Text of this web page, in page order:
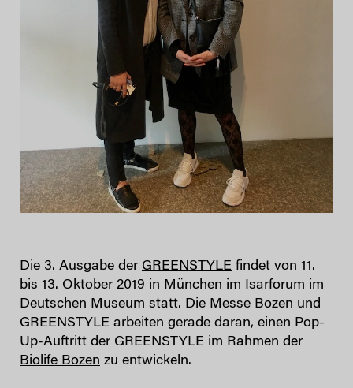
Die 3. Ausgabe der GREENSTYLE findet von 11.
bis 13. Oktober 2019 in München im Isarforum im
Deutschen Museum statt. Die Messe Bozen und
GREENSTYLE arbeiten gerade daran, einen Pop-
Up-Auftritt der GREENSTYLE im Rahmen der
Biolife Bozen zu entwickeln.